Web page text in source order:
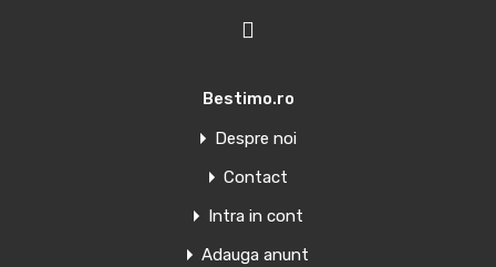
Penthouse de vanzare in Torrevieja,
APARTAMENTE NOI ÎN TORREVIEJA Apartamente și
Bestimo.ro
Despre noi
Contact
Intra in cont
Adauga anunt